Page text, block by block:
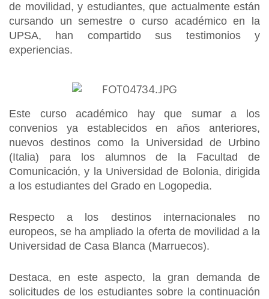
de movilidad, y estudiantes, que actualmente están
cursando un semestre o curso académico en la
UPSA, han compartido sus testimonios y
experiencias.
Este curso académico hay que sumar a los
convenios ya establecidos en años anteriores,
nuevos destinos como la Universidad de Urbino
(Italia) para los alumnos de la Facultad de
Comunicación, y la Universidad de Bolonia, dirigida
a los estudiantes del Grado en Logopedia.
Respecto a los destinos internacionales no
europeos, se ha ampliado la oferta de movilidad a la
Universidad de Casa Blanca (Marruecos).
Destaca, en este aspecto, la gran demanda de
solicitudes de los estudiantes sobre la continuación